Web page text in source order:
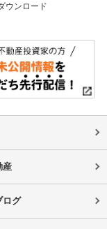
ウンロード
産
ログ